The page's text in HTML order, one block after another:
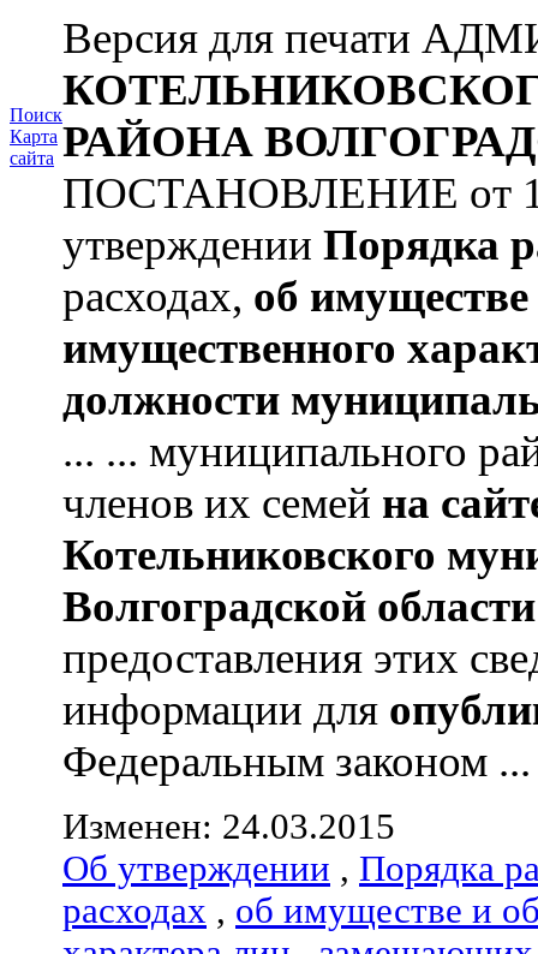
Поиск
Карта
сайта
Версия для печати
РАЙОНА
ПОСТАНОВЛЕНИЕ от
утверждении Порядка
расходах, об имуществе
имущественного
должности
... ... муниципального
членов их семей на
Котельниковского
Волгоградской области
предоставления этих
информации для
Федеральным законом ...
Изменен: 24.03.2015
Об утверждении , Порядка
расходах , об имуществе и